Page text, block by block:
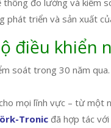
triển và sản xuất
điều khiển
soát trong 30 năm qua.
mọi lĩnh vực – từ
Tronic đã hợp tác